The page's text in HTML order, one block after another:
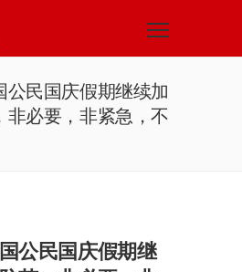
公民国庆假期继续加
非必要，非紧急，不
公民国庆假期继